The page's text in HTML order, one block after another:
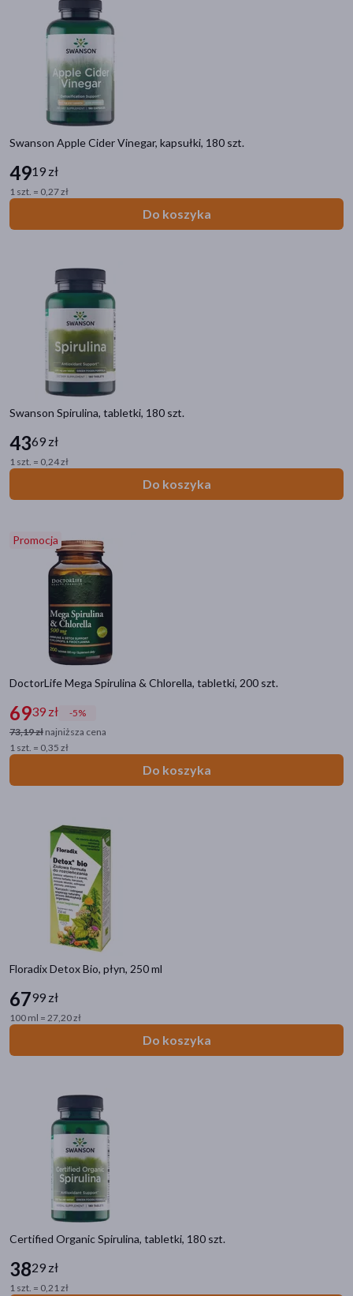
Swanson Apple Cider Vinegar, kapsułki, 180 szt.
4919 zł
1 szt. = 0,27 zł
Do koszyka
Swanson Spirulina, tabletki, 180 szt.
4369 zł
1 szt. = 0,24 zł
Do koszyka
Promocja
DoctorLife Mega Spirulina & Chlorella, tabletki, 200 szt.
6939 zł
-5%
73,19 zł najniższa cena
1 szt. = 0,35 zł
Do koszyka
Floradix Detox Bio, płyn, 250 ml
6799 zł
100 ml = 27,20 zł
Do koszyka
Certified Organic Spirulina, tabletki, 180 szt.
3829 zł
1 szt. = 0,21 zł